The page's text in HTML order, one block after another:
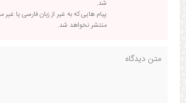
شد.
پیام هایی که به غیر از زبان فارسی یا غیر
منتشر نخواهد شد.